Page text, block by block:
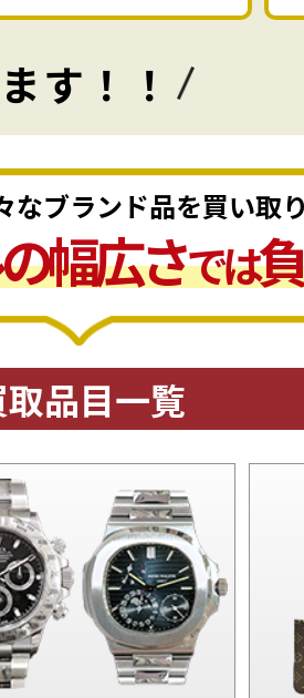
す！！
なブランド品を買い取
幅広さでは
取品目一覧